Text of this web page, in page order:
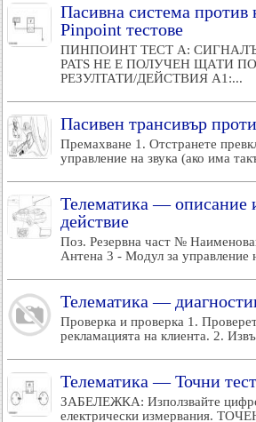
Пасивна система
Pinpoint тестове
ПИНПОИНТ ТЕСТ A:
PATS НЕ Е ПОЛУЧЕН ЩАТИ
РЕЗУЛТАТИ/ДЕЙСТВИЯ A1:...
Пасивен трансивър
Премахване 1. Отстранете
управление на звука (ако има
Телематика — описание
действие
Поз. Резервна част №
Антена 3 - Модул за управление
Телематика —
Проверка и проверка 1.
рекламацията на клиента. 2.
Телематика — Точни
ЗАБЕЛЕЖКА: Използвайте
електрически измервания.